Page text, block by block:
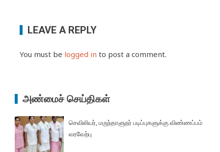
LEAVE A REPLY
You must be logged in to post a comment.
அண்மைச் செய்திகள்
செவிலியர், மருந்தாளுநர் படிப்புகளுக்கு விண்ணப்பம்
வரவேற்பு